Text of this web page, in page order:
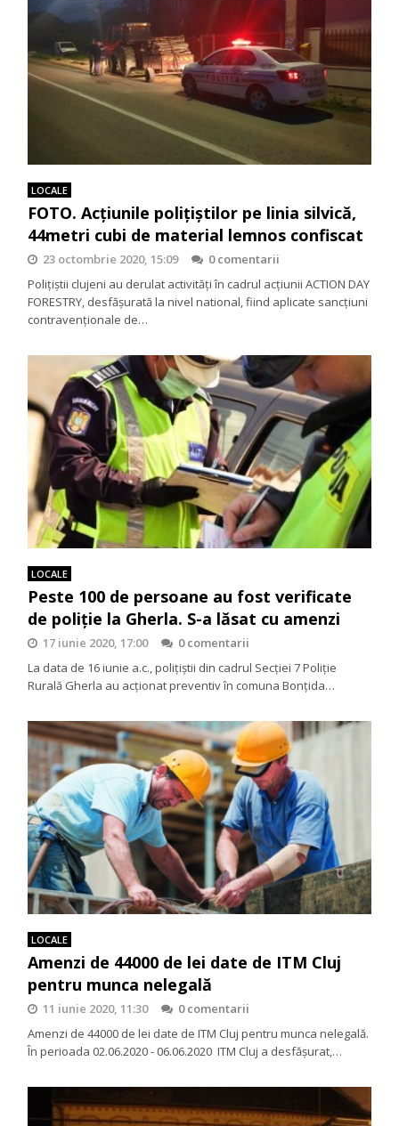
LOCALE
FOTO. Acțiunile polițiștilor pe linia silvică,
44metri cubi de material lemnos confiscat
23 octombrie 2020, 15:09
0 comentarii
Polițiștii clujeni au derulat activități în cadrul acțiunii ACTION DAY
FORESTRY, desfășurată la nivel national, fiind aplicate sancțiuni
contravenționale de…
LOCALE
Peste 100 de persoane au fost verificate
de poliție la Gherla. S-a lăsat cu amenzi
17 iunie 2020, 17:00
0 comentarii
La data de 16 iunie a.c., poliţiştii din cadrul Secţiei 7 Poliţie
Rurală Gherla au acţionat preventiv în comuna Bonţida…
LOCALE
Amenzi de 44000 de lei date de ITM Cluj
pentru munca nelegală
11 iunie 2020, 11:30
0 comentarii
Amenzi de 44000 de lei date de ITM Cluj pentru munca nelegală.
În perioada 02.06.2020 - 06.06.2020 ITM Cluj a desfăşurat,…